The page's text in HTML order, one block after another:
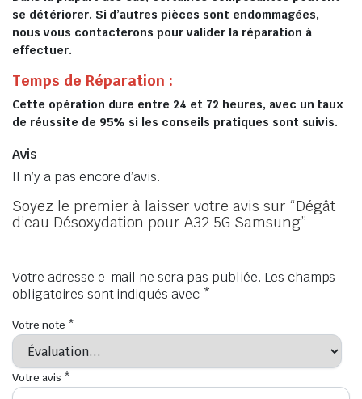
se détériorer. Si d’autres pièces sont endommagées,
nous vous contacterons pour valider la réparation à
effectuer.
Temps de Réparation :
Cette opération dure entre 24 et 72 heures, avec un taux
de réussite de 95% si les conseils pratiques sont suivis.
Avis
Il n’y a pas encore d’avis.
Soyez le premier à laisser votre avis sur “Dégât
d’eau Désoxydation pour A32 5G Samsung”
Votre adresse e-mail ne sera pas publiée. Les champs
obligatoires sont indiqués avec *
Votre note *
Votre avis *